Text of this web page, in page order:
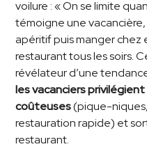
voilure : « On se limite
témoigne une
apéritif puis manger chez
restaurant tous les soirs.
révélateur d’une
les vacanciers
coûteuses(pique-
restauration rapide) et
restaurant.